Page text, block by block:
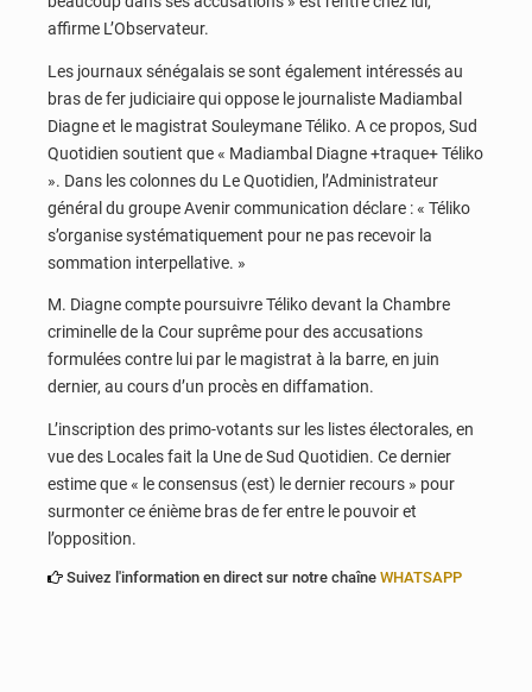
affirme L’Observateur.
Les journaux sénégalais se sont également intéressés au
bras de fer judiciaire qui oppose le journaliste Madiambal
Diagne et le magistrat Souleymane Téliko. A ce propos, Sud
Quotidien soutient que « Madiambal Diagne +traque+ Téliko
». Dans les colonnes du Le Quotidien, l’Administrateur
général du groupe Avenir communication déclare : « Téliko
s’organise systématiquement pour ne pas recevoir la
sommation interpellative. »
M. Diagne compte poursuivre Téliko devant la Chambre
criminelle de la Cour suprême pour des accusations
formulées contre lui par le magistrat à la barre, en juin
dernier, au cours d’un procès en diffamation.
L’inscription des primo-votants sur les listes électorales, en
vue des Locales fait la Une de Sud Quotidien. Ce dernier
estime que « le consensus (est) le dernier recours » pour
surmonter ce énième bras de fer entre le pouvoir et
l’opposition.
Suivez l'information en direct sur notre chaîne WHATSAPP